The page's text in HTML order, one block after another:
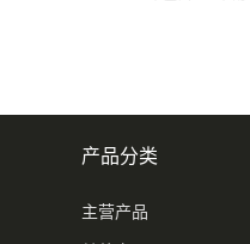
产品分类
主营产品